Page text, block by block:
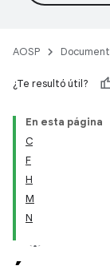
AOSP
¿Te resultó útil?
En esta página
C
F
H
M
N